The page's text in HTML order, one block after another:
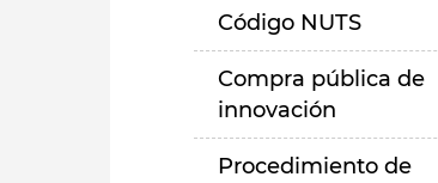
Código NUTS
Compra pública de
innovación
Procedimiento de